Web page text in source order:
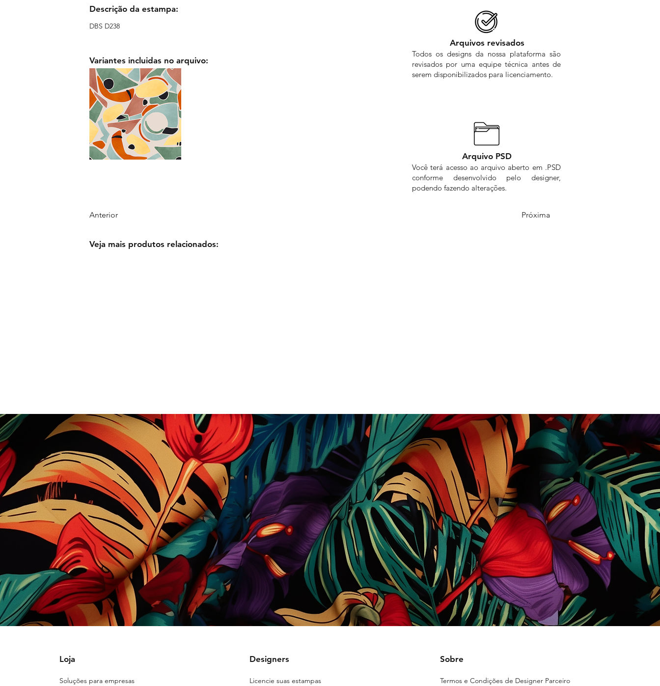
Descrição da estampa:
DBS D238
Variantes incluidas no arquivo:
Arquivos revisados
Todos os designs da nossa plataforma são
revisados por uma equipe técnica antes de
serem disponibilizados para licenciamento.
Arquivo PSD
Você terá acesso ao arquivo aberto em .PSD
conforme desenvolvido pelo designer,
podendo fazendo alterações.
Anterior Próxima
Veja mais produtos relacionados:
Loja
Soluções para empresas
Designers
Licencie suas estampas
Sobre
Termos e Condições de Designer Parceiro